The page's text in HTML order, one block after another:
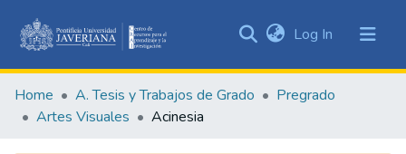
&
Collections
Log In (current)
Home A. Tesis y Trabajos de Grado
Pregrado
Artes Visuales
Acinesia